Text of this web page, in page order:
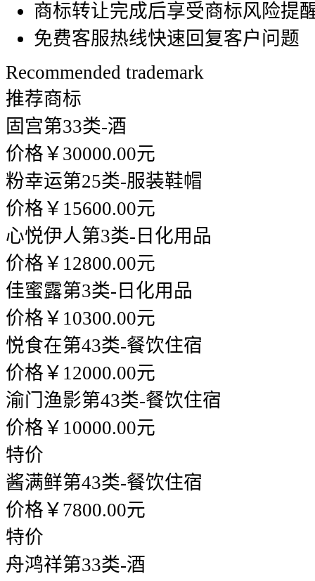
商标转让完成后享受商标风险提
免费客服热线快速回复客户问题
Recommended trademark
推荐商标
固宫第33类-酒
价格￥30000.00元
粉幸运第25类-服装鞋帽
价格￥15600.00元
心悦伊人第3类-日化用品
价格￥12800.00元
佳蜜露第3类-日化用品
价格￥10300.00元
悦食在第43类-餐饮住宿
价格￥12000.00元
渝门渔影第43类-餐饮住宿
价格￥10000.00元
特价
酱满鲜第43类-餐饮住宿
价格￥7800.00元
特价
舟鸿祥第33类-酒